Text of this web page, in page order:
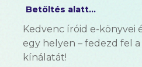
Betöltés alatt...
Kedvenc íróid e-könyvei
egy helyen – fedezd fel
kínálatát!